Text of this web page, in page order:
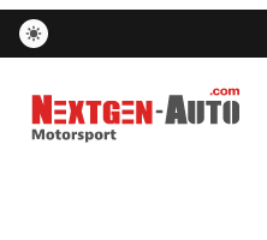
Nextgen-Auto.com